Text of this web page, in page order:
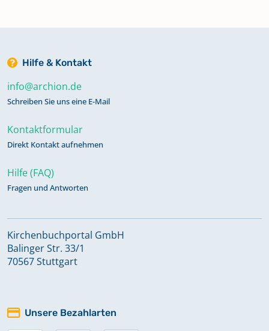
Hilfe & Kontakt
info@archion.de
Schreiben Sie uns eine E-Mail
Kontaktformular
Direkt Kontakt aufnehmen
Hilfe (FAQ)
Fragen und Antworten
Kirchenbuchportal GmbH
Balinger Str. 33/1
70567 Stuttgart
Unsere Bezahlarten